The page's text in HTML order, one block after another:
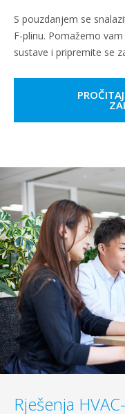
S pouzdanjem se
F-plinu. Pomažemo
sustave i pripremite se
Rješenja